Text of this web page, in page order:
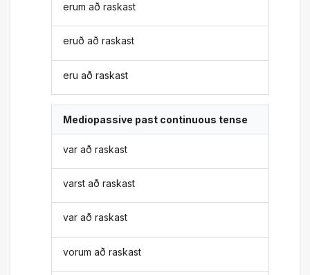
erum að raskast
eruð að raskast
eru að raskast
Mediopassive past continuous tense
var að raskast
varst að raskast
var að raskast
vorum að raskast